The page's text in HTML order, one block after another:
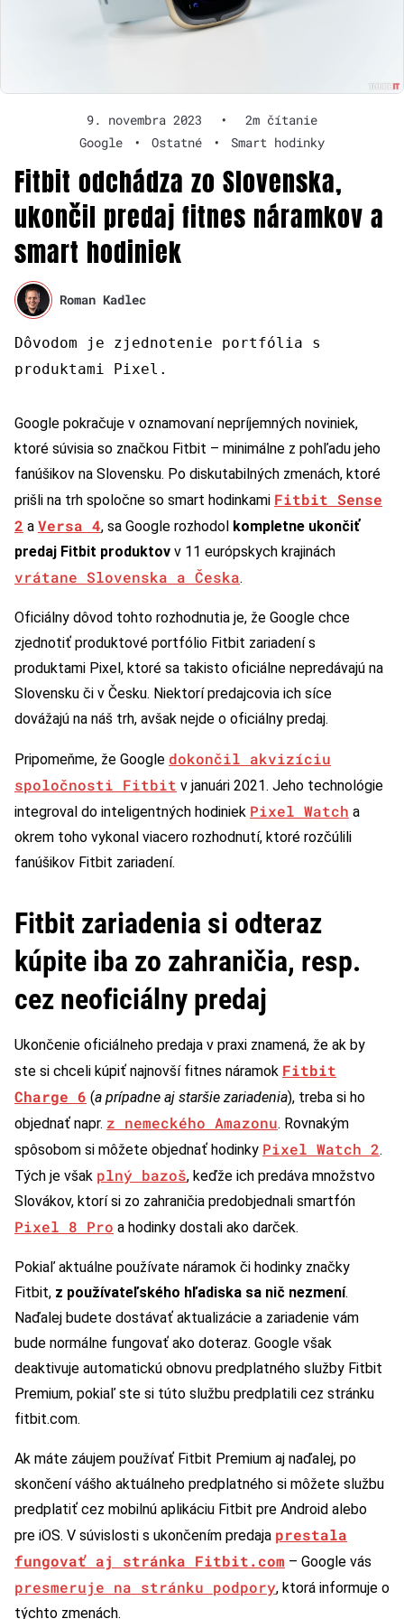
9. novembra 2023 •
2m čítanie
Google
• Ostatné • Smart hodinky
Fitbit odchádza zo Slovenska,
ukončil predaj fitnes náramkov a
smart hodiniek
Roman Kadlec
Dôvodom je zjednotenie portfólia s
produktami Pixel.
Google pokračuje v oznamovaní nepríjemných noviniek,
ktoré súvisia so značkou Fitbit – minimálne z pohľadu jeho
fanúšikov na Slovensku. Po diskutabilných zmenách, ktoré
prišli na trh spoločne so smart hodinkami Fitbit Sense
2 a Versa 4, sa Google rozhodol kompletne ukončiť
predaj Fitbit produktov v 11 európskych krajinách
vrátane Slovenska a Česka.
Oficiálny dôvod tohto rozhodnutia je, že Google chce
zjednotiť produktové portfólio Fitbit zariadení s
produktami Pixel, ktoré sa takisto oficiálne nepredávajú na
Slovensku či v Česku. Niektorí predajcovia ich síce
dovážajú na náš trh, avšak nejde o oficiálny predaj.
Pripomeňme, že Google dokončil akvizíciu
spoločnosti Fitbit v januári 2021. Jeho technológie
integroval do inteligentných hodiniek Pixel Watch a
okrem toho vykonal viacero rozhodnutí, ktoré rozčúlili
fanúšikov Fitbit zariadení.
Fitbit zariadenia si odteraz
kúpite iba zo zahraničia, resp.
cez neoficiálny predaj
Ukončenie oficiálneho predaja v praxi znamená, že ak by
ste si chceli kúpiť najnovší fitnes náramok Fitbit
Charge 6 (a prípadne aj staršie zariadenia), treba si ho
objednať napr. z nemeckého Amazonu. Rovnakým
spôsobom si môžete objednať hodinky Pixel Watch 2.
Tých je však plný bazoš, keďže ich predáva množstvo
Slovákov, ktorí si zo zahraničia predobjednali smartfón
Pixel 8 Pro a hodinky dostali ako darček.
Pokiaľ aktuálne používate náramok či hodinky značky
Fitbit, z používateľského hľadiska sa nič nezmení.
Naďalej budete dostávať aktualizácie a zariadenie vám
bude normálne fungovať ako doteraz. Google však
deaktivuje automatickú obnovu predplatného služby Fitbit
Premium, pokiaľ ste si túto službu predplatili cez stránku
fitbit.com.
Ak máte záujem používať Fitbit Premium aj naďalej, po
skončení vášho aktuálneho predplatného si môžete službu
predplatiť cez mobilnú aplikáciu Fitbit pre Android alebo
pre iOS. V súvislosti s ukončením predaja prestala
fungovať aj stránka Fitbit.com – Google vás
presmeruje na stránku podpory, ktorá informuje o
týchto zmenách.